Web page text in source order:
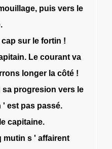
, puis vers le
.
cap sur le fortin !
. Le courant va
longer la côté !
sa progresion vers le
' est pas passé.
le capitaine.
mutin s ' affairent